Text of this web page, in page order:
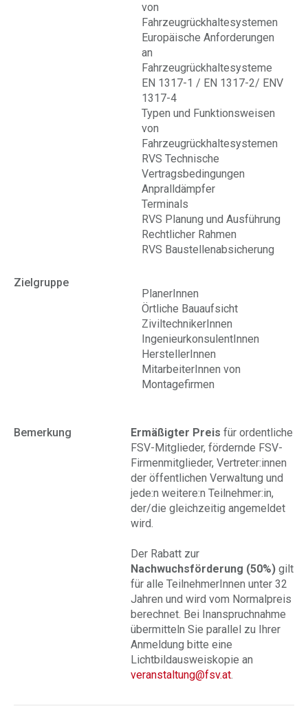
von
Fahrzeugrückhaltesystemen
Europäische Anforderungen
an
Fahrzeugrückhaltesysteme
EN 1317-1 / EN 1317-2/ ENV
1317-4
Typen und Funktionsweisen
von
Fahrzeugrückhaltesystemen
RVS Technische
Vertragsbedingungen
Anpralldämpfer
Terminals
RVS Planung und Ausführung
Rechtlicher Rahmen
RVS Baustellenabsicherung
Zielgruppe
PlanerInnen
Örtliche Bauaufsicht
ZiviltechnikerInnen
IngenieurkonsulentInnen
HerstellerInnen
MitarbeiterInnen von
Montagefirmen
Bemerkung Ermäßigter Preis für ordentliche
FSV-Mitglieder, fördernde FSV-
Firmenmitglieder, Vertreter:innen
der öffentlichen Verwaltung und
jede:n weitere:n Teilnehmer:in,
der/die gleichzeitig angemeldet
wird.
Der Rabatt zur
Nachwuchsförderung (50%) gilt
für alle TeilnehmerInnen unter 32
Jahren und wird vom Normalpreis
berechnet. Bei Inanspruchnahme
übermitteln Sie parallel zu Ihrer
Anmeldung bitte eine
Lichtbildausweiskopie an
veranstaltung@fsv.at.